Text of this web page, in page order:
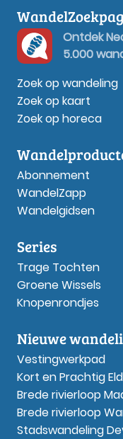
Ontdek
5.000
Zoek op wandeling
Zoek op kaart
Zoek op horeca
Abonnement
WandelZapp
Wandelgidsen
Series
Trage Tochten
Groene Wissels
Knopenrondjes
Nieuwe
Vestingwerkpad
Kort en Prachtig
Brede rivierloop
Brede rivierloop
Stadswandeling